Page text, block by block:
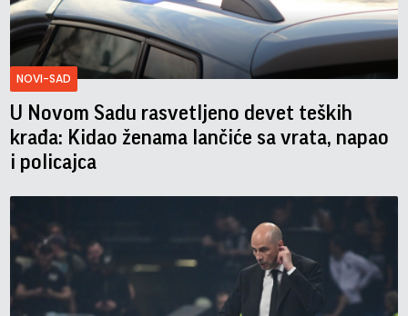
NOVI-SAD
U Novom Sadu rasvetljeno devet teških
krađa: Kidao ženama lančiće sa vrata, napao
i policajca